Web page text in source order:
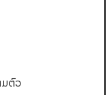
ມຕົວ